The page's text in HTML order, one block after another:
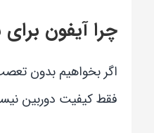
چرا آیفون
اگر بخواهیم بدون
فقط کیفیت دوربین